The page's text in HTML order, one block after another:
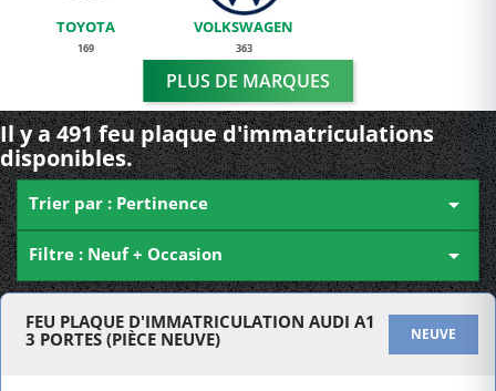
TOYOTA
169
VOLKSWAGEN
363
PLUS DE MARQUES
Il y a 491 feu plaque d'immatriculations
disponibles.
Trier par : Pertinence 
Filtre : Neuf + Occasion 
FEU PLAQUE D'IMMATRICULATION AUDI A1
3 PORTES (PIÈCE NEUVE)
NEUVE